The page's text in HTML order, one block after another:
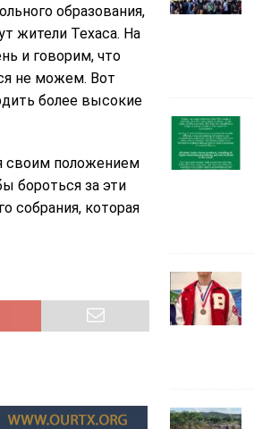
образования,
жители Техаса. На
и говорим, что
не можем. Вот
более высокие
своим положением
бороться за эти
собрания, которая